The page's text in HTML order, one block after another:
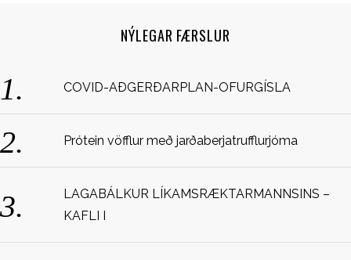
NÝLEGAR FÆRSLUR
COVID-AÐGERÐARPLAN-OFURGÍSLA
Prótein vöfflur með jarðaberjatrufflurjóma
LAGABÁLKUR LÍKAMSRÆKTARMANNSINS –
KAFLI I
e
c
o
r